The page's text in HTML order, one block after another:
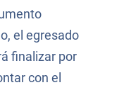
el egresado
finalizar por
con el